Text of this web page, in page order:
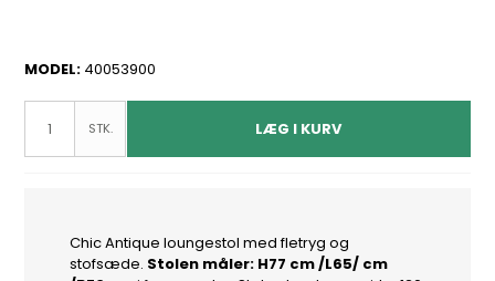
MODEL: 40053900
STK. LÆG I KURV
Chic Antique loungestol med fletryg og
stofsæde. Stolen måler: H77 cm /L65/ cm